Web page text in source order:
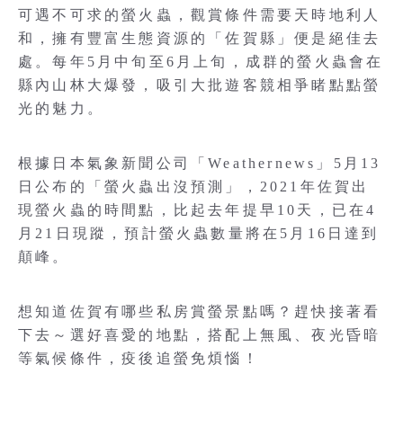
可遇不可求的螢火蟲，觀賞條件需要天時地利人
和，擁有豐富生態資源的「佐賀縣」便是絕佳去
處。每年5月中旬至6月上旬，成群的螢火蟲會在
縣內山林大爆發，吸引大批遊客競相爭睹點點螢
光的魅力。
根據日本氣象新聞公司「Weathernews」5月13
日公布的「螢火蟲出沒預測」，2021年佐賀出
現螢火蟲的時間點，比起去年提早10天，已在4
月21日現蹤，預計螢火蟲數量將在5月16日達到
顛峰。
想知道佐賀有哪些私房賞螢景點嗎？趕快接著看
下去～選好喜愛的地點，搭配上無風、夜光昏暗
等氣候條件，疫後追螢免煩惱！